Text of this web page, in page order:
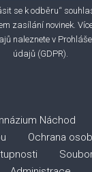
se k odběru“
zasílání novinek.
naleznete v
údajů (GDPR).
Náchod
Ochrana